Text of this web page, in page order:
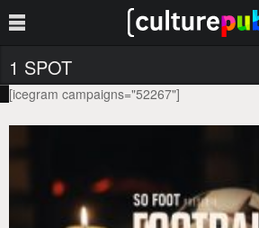
1 SPOT
[icegram campaigns="52267"]